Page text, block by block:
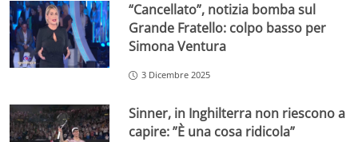
“Cancellato”, notizia bomba sul
Grande Fratello: colpo basso per
Simona Ventura
3 Dicembre 2025
Sinner, in Inghilterra non riescono a
capire: ”È una cosa ridicola”